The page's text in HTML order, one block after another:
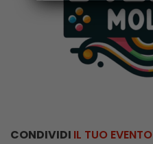
CONDIVIDI IL TUO EVENTO